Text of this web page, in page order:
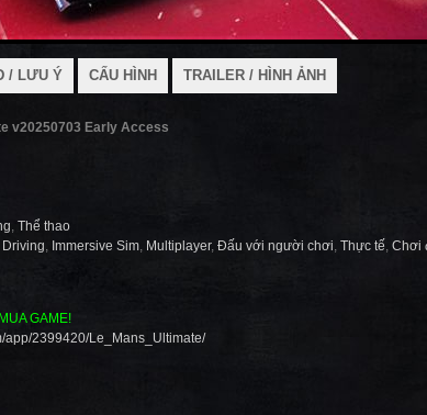
/ LƯU Ý CẤU HÌNH TRAILER / HÌNH ẢNH
v20250703 Early Access
, Thể thao
Driving, Immersive Sim, Multiplayer, Đấu với người chơi, Thực tế, Chơi
GAME!
app/2399420/Le_Mans_Ultimate/